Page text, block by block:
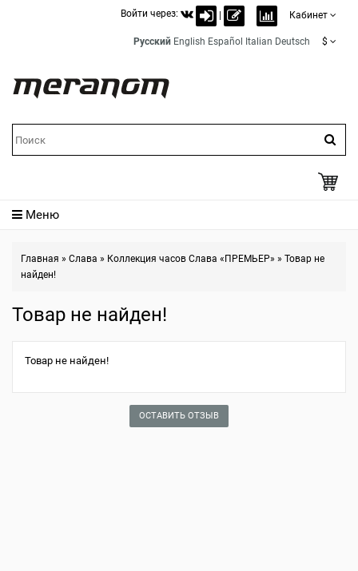
Войти через: Кабинет
Русский English Español Italian Deutsch $
Меню
Главная » Слава » Коллекция часов Слава «ПРЕМЬЕР» » Товар не
найден!
Товар не найден!
Товар не найден!
ОСТАВИТЬ ОТЗЫВ